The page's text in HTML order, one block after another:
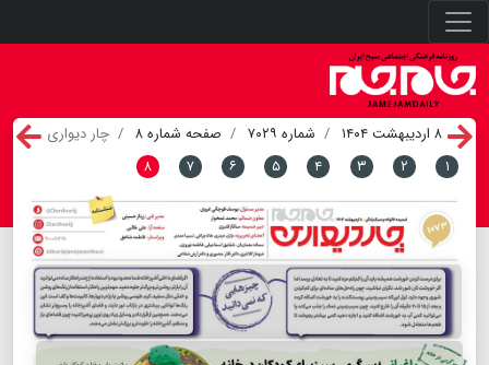
۸ اردیبهشت ۱۴۰۴ شماره ۷۰۲۹ صفحه شماره ۸
چار دیواری
۱
۲ ۳ ۴ ۵ ۶ ۷ ۸